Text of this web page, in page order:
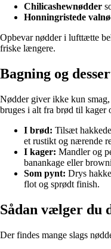
Chilicashewnødder
Honningristede
Opbevar nødder i lufttætte
friske længere.
Bagning og
Nødder giver ikke kun
bruges i alt fra brød til kager
I brød: Tilsæt
et rustikt og nærende
I kager: Mandler og
banankage eller
Som pynt: Drys
flot og sprødt finish.
Sådan vælger du
Der findes mange slags